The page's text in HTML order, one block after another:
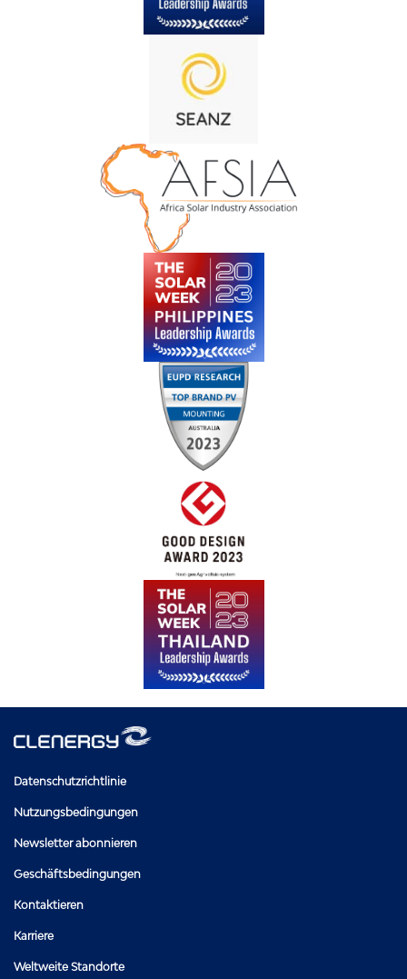
Datenschutzrichtlinie
Nutzungsbedingungen
Newsletter abonnieren
Geschäftsbedingungen
Kontaktieren
Karriere
Weltweite Standorte